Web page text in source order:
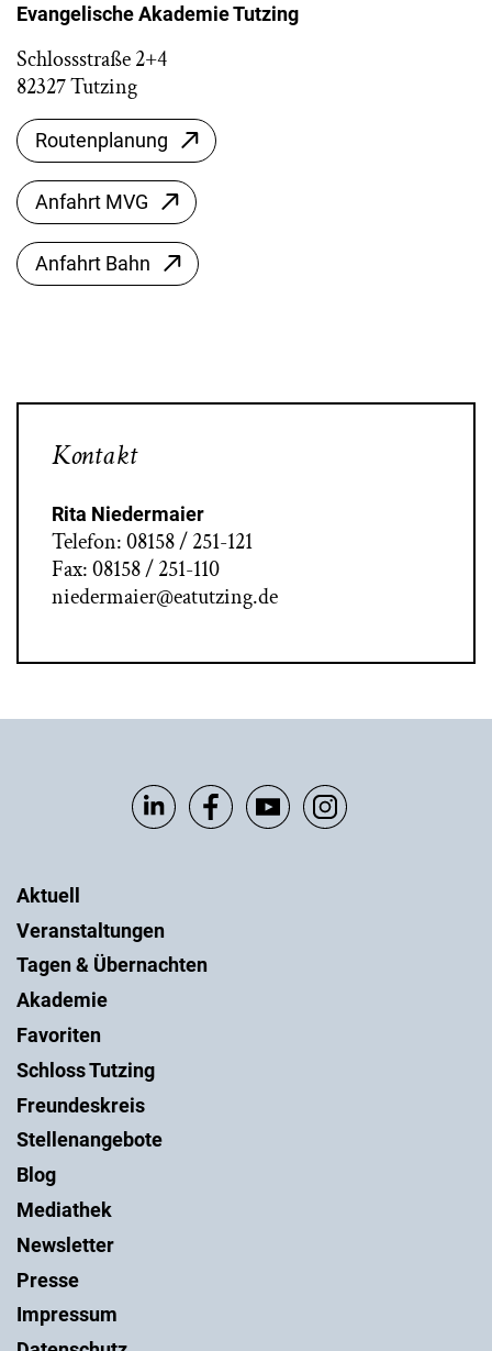
Evangelische Akademie Tutzing
Schlossstraße 2+4
82327 Tutzing
Routenplanung
Anfahrt MVG
Anfahrt Bahn
Kontakt
Rita Niedermaier
Telefon: 08158 / 251-121
Fax: 08158 / 251-110
niedermaier@eatutzing.de
Aktuell
Veranstaltungen
Tagen & Übernachten
Akademie
Favoriten
Schloss Tutzing
Freundeskreis
Stellenangebote
Blog
Mediathek
Newsletter
Presse
Impressum